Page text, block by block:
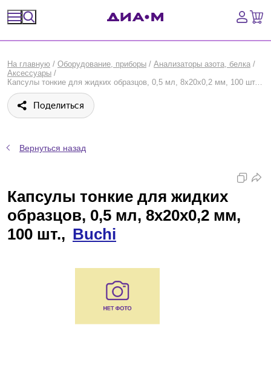
Оборудование, приборы
Расходные материалы, пластик, стекло
Библиотека
Войти
На главную / Оборудование, приборы / Анализаторы азота, белка /
Аксессуары /
Капсулы тонкие для жидких образцов, 0,5 мл, 8х20х0,2 мм, 100 шт., Buchi
Поделиться
Вернуться назад
Капсулы тонкие для жидких
образцов, 0,5 мл, 8х20х0,2 мм,
100 шт., Buchi